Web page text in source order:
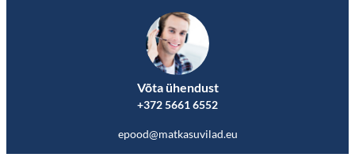
Võta ühendust
+372 5661 6552
epood@matkasuvilad.eu